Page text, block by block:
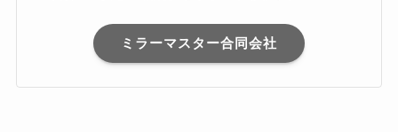
ミラーマスター合同会社